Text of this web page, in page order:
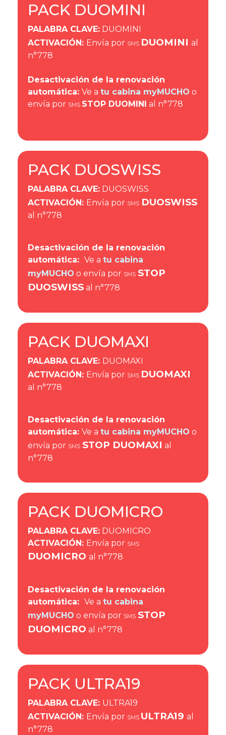
PACK DUOMINI
PALABRA CLAVE: DUOMINI
ACTIVACIÓN: Envía por SMS DUOMINI al
n°778
Desactivación de la renovación
automática: Ve a tu cabina myMUCHO o
envía por SMS STOP DUOMINI al n°778
PACK DUOSWISS
PALABRA CLAVE: DUOSWISS
ACTIVACIÓN: Envía por SMS DUOSWISS
al n°778
Desactivación de la renovación
automática: Ve a tu cabina
myMUCHO o envía por SMS STOP
DUOSWISS al n°778
PACK DUOMAXI
PALABRA CLAVE: DUOMAXI
ACTIVACIÓN: Envía por SMS DUOMAXI
al n°778
Desactivación de la renovación
automática: Ve a tu cabina myMUCHO o
envía por SMS STOP DUOMAXI al
n°778
PACK DUOMICRO
PALABRA CLAVE: DUOMICRO
ACTIVACIÓN: Envía por SMS
DUOMICRO al n°778
Desactivación de la renovación
automática: Ve a tu cabina
myMUCHO o envía por SMS STOP
DUOMICRO al n°778
PACK ULTRA19
PALABRA CLAVE: ULTRA19
ACTIVACIÓN: Envía por SMS ULTRA19 al
n°778